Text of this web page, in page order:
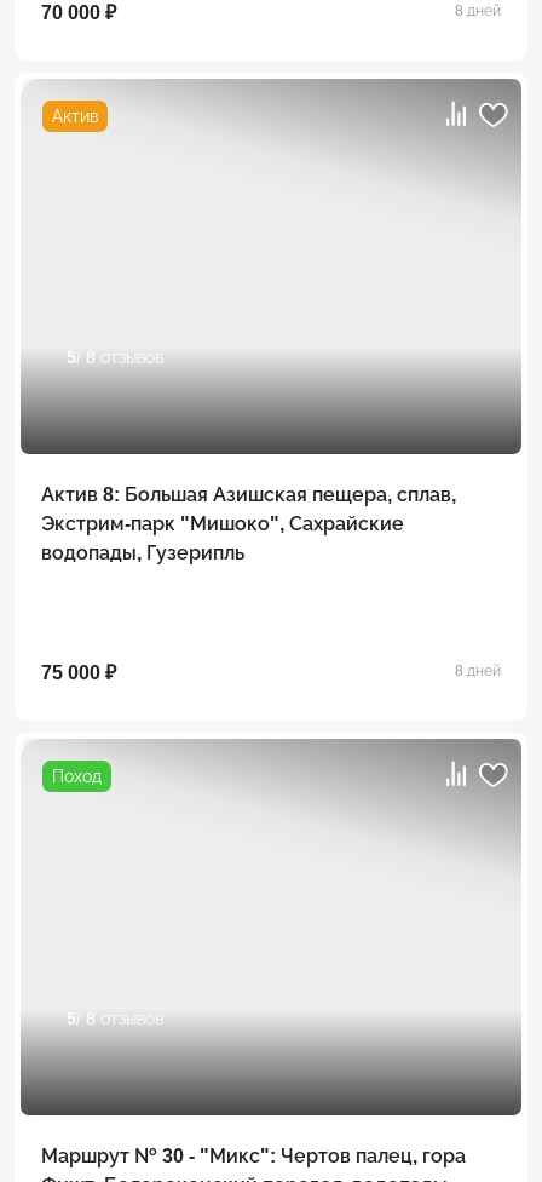
70 000 ₽ 8 дней
Актив
5/ 8 отзывов
Актив 8: Большая Азишская пещера, сплав,
Экстрим-парк "Мишоко", Сахрайские
водопады, Гузерипль
75 000 ₽ 8 дней
Поход
5/ 8 отзывов
Маршрут № 30 - "Микс": Чертов палец, гора